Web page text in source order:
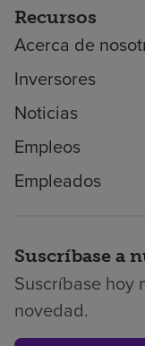
Recursos
Acerca de
Inversores
Noticias
Empleos
Empleados
Suscríbase a
Suscríbase hoy
novedad.